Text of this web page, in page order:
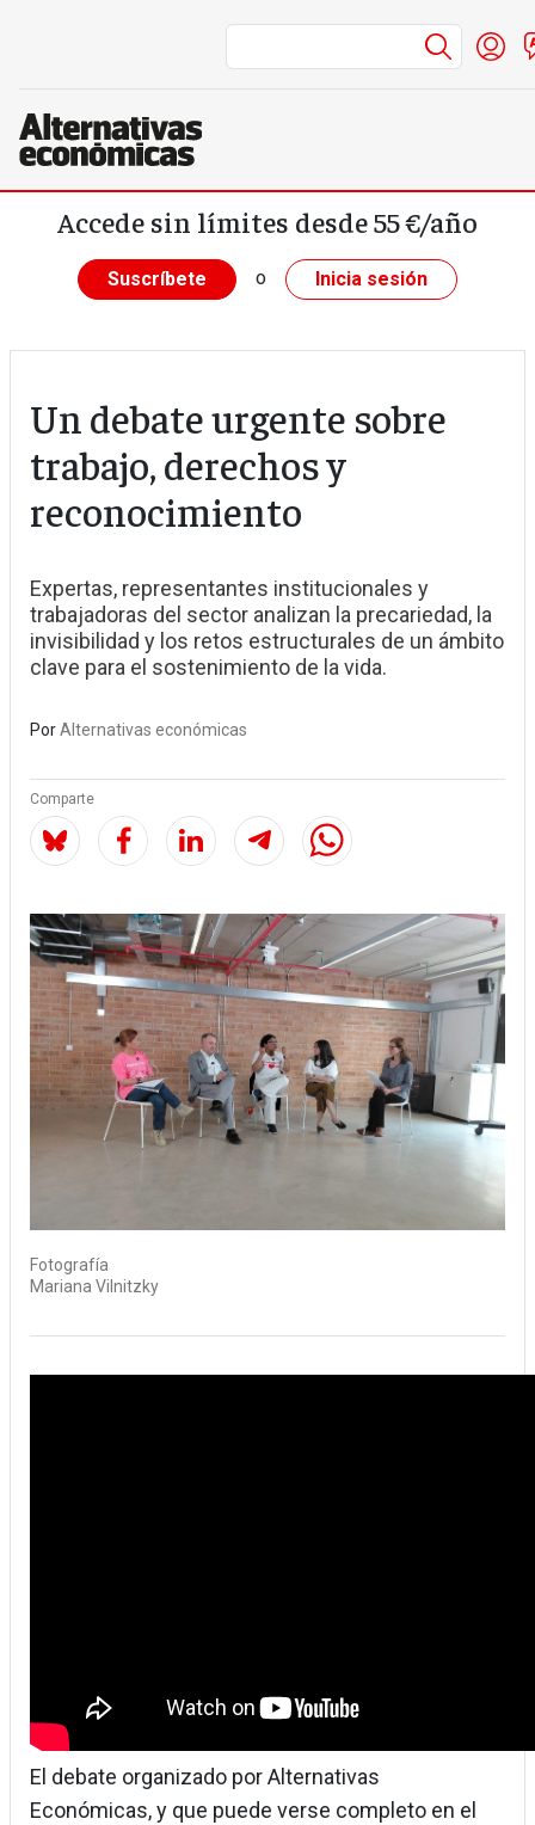
Pasar al contenido principal
Menú
Accede sin límites desde 55 €/año
Suscríbete o Inicia sesión
Un debate urgente sobre
trabajo, derechos y
reconocimiento
Expertas, representantes institucionales y
trabajadoras del sector analizan la precariedad, la
invisibilidad y los retos estructurales de un ámbito
clave para el sostenimiento de la vida.
PorAlternativas económicas
Comparte
Fotografía
Mariana Vilnitzky
El debate organizado por Alternativas
Económicas, y que puede verse completo en el